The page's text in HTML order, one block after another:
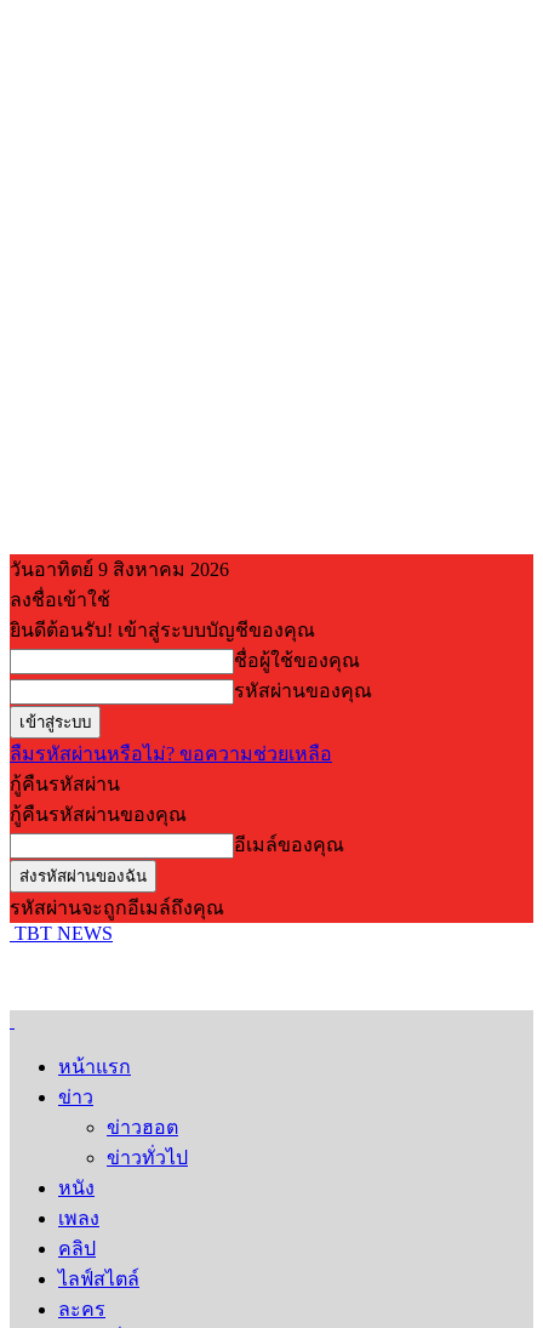
วันอาทิตย์ 9 สิงหาคม 2026
ลงชื่อเข้าใช้
ยินดีต้อนรับ! เข้าสู่ระบบบัญชีของคุณ
ชื่อผู้ใช้ของคุณ
รหัสผ่านของคุณ
ลืมรหัสผ่านหรือไม่? ขอความช่วยเหลือ
กู้คืนรหัสผ่าน
กู้คืนรหัสผ่านของคุณ
อีเมล์ของคุณ
รหัสผ่านจะถูกอีเมล์ถึงคุณ
TBT NEWS
หน้าแรก
ข่าว
ข่าวฮอต
ข่าวทั่วไป
หนัง
เพลง
คลิป
ไลฟ์สไตล์
ละคร